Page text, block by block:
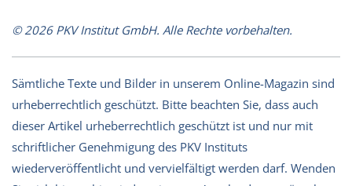
© 2026 PKV Institut GmbH. Alle Rechte vorbehalten.
Sämtliche Texte und Bilder in unserem Online-Magazin sind
urheberrechtlich geschützt. Bitte beachten Sie, dass auch
dieser Artikel urheberrechtlich geschützt ist und nur mit
schriftlicher Genehmigung des PKV Instituts
wiederveröffentlicht und vervielfältigt werden darf. Wenden